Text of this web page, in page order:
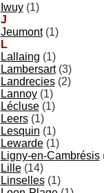
Iwuy(1)
J
Jeumont(1)
L
Lallaing (1)
Lambersart(3)
Landrecies(2)
Lannoy(1)
Lécluse(1)
Leers(1)
Lesquin (1)
Lewarde(1)
Ligny-en-Cambrésis
Lille(14)
Linselles(1)